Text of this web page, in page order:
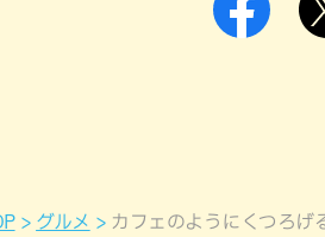
グルメ
カフェのようにくつろげ